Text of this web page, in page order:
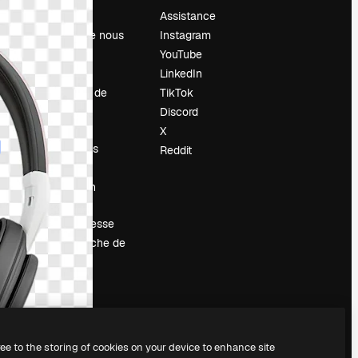
À propos de nous
Carrières
Tendances de
recherche
Blog
Événements
Slidesgo
Vendre mon
contenu
Salle de presse
À la recherche de
magnific.ai
Assistance
Instagram
YouTube
LinkedIn
TikTok
Discord
X
Reddit
to the storing of cookies on your device to enhance site